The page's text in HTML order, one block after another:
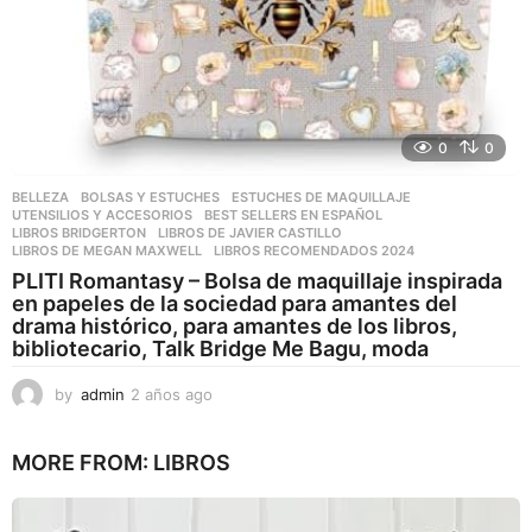
0 0
BELLEZA ,BOLSAS Y ESTUCHES ,ESTUCHES DE MAQUILLAJE
UTENSILIOS Y ACCESORIOS
BEST SELLERS EN ESPAÑOL
LIBROS BRIDGERTON
,LIBROS DE JAVIER CASTILLO
LIBROS DE MEGAN MAXWELL
,LIBROS RECOMENDADOS 2024
PLITI Romantasy – Bolsa de maquillaje inspirada
en papeles de la sociedad para amantes del
drama histórico, para amantes de los libros,
bibliotecario, Talk Bridge Me Bagu, moda
by admin 2 años ago
o
MORE FROM: LIBROS